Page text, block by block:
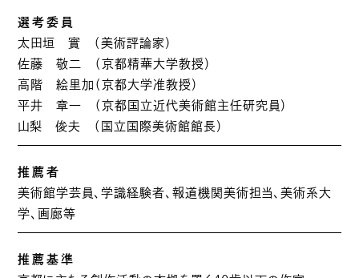
選考委員
太田垣 實 （美術評論家）
佐藤 敬二 （京都精華大学教授）
高階 絵里加（京都大学准教授）
平井 章一 （京都国立近代美術館主任研究員）
山梨 俊夫 （国立国際美術館館長）
推薦者
美術館学芸員、学識経験者、報道機関美術担当、美術系大
学、画廊等
推薦基準